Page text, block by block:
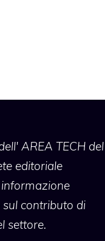
AREA TECH del
editoriale
contributo di
settore.